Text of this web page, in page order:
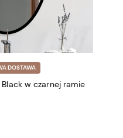
DOSTAWA
w czarnej ramie